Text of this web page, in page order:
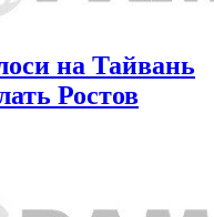
на Тайвань
Ростов